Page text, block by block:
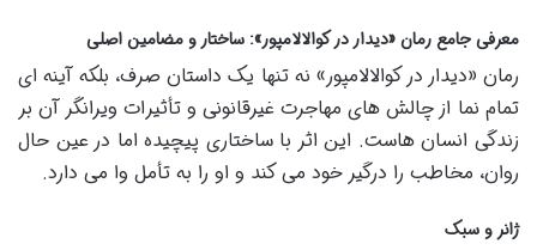
معرفی جامع رمان «دیدار در کوالالامپور»: ساختار و مضامین اصلی
رمان «دیدار در کوالالامپور» نه تنها یک داستان صرف، بلکه آینه ای
تمام نما از چالش های مهاجرت غیرقانونی و تأثیرات ویرانگر آن بر
زندگی انسان هاست. این اثر با ساختاری پیچیده اما در عین حال
روان، مخاطب را درگیر خود می کند و او را به تأمل وا می دارد.
ژانر و سبک